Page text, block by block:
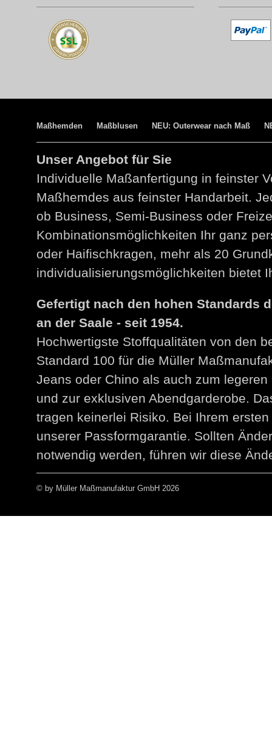
Maßhemden Maßblusen NEU: Outerwear nach Maß
Unser Angebot für Sie
Individuelle Maßanfertigung in feinster
Maßhemdes aus feinster Handarbeit.
ob Business, Semi-Business oder
Kombinationsmöglichkeiten Ihr ganz
oder Haifischkragen, mehr als 20
individualisierungsmöglichkeiten bietet
Gefertigt nach den hohen Standards
an der Saale - seit 1954.
Hochwertigste Stoffqualitäten von den
Standard 100 für die Müller
Jeans oder Chino als auch zum
und zur exklusiven Abendgarderobe.
tragen keinerlei Risiko. Bei Ihrem
unserer Passformgarantie. Sollten
notwendig werden, führen wir diese
© by Müller Maßmanufaktur GmbH 2026